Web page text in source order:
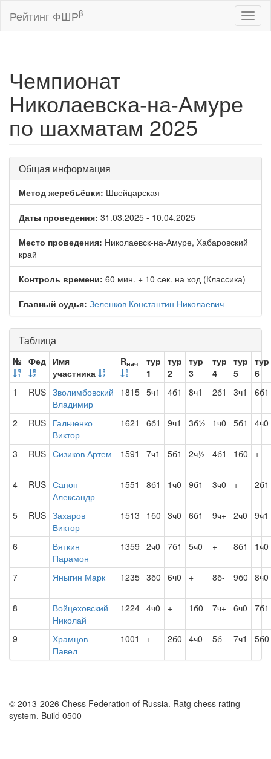
Рейтинг ФШРβ
Чемпионат
Николаевска-на-Амуре
по шахматам 2025
Общая информация
Метод жеребьёвки: Швейцарская
Даты проведения: 31.03.2025 - 10.04.2025
Место проведения: Николаевск-на-Амуре, Хабаровский
край
Контроль времени: 60 мин. + 10 сек. на ход (Классика)
Главный судья: Зеленков Константин Николаевич
Таблица
№ Фед Имя
участника
Rнач
тур
1
тур
2
тур
3
тур
4
тур
5
тур
6
1
RUS Зволимбовский
Владимир
1815 5ч1 4б1 8ч1 2б1 3ч1 6б1
2 RUS Гальченко
Виктор
1621 6б1 9ч1 3б½ 1ч0 5б1 4ч0
3 RUS Сизиков Артем 1591 7ч1 5б1 2ч½ 4б1 1б0 +
4 RUS Сапон
Александр
1551 8б1 1ч0 9б1 3ч0 + 2б1
5 RUS Захаров
Виктор
1513 1б0 3ч0 6б1 9ч+ 2ч0 9ч1
6
Вяткин
Парамон
1359 2ч0 7б1 5ч0 + 8б1 1ч0
7 Яныгин Марк 1235 3б0 6ч0 + 8б- 9б0 8ч0
8
Войцеховский
Николай
1224 4ч0 + 1б0 7ч+ 6ч0 7б1
9
Храмцов
Павел
1001 + 2б0 4ч0 5б- 7ч1 5б0
© 2013-2026 Chess Federation of Russia. Ratg chess rating
system. Build 0500